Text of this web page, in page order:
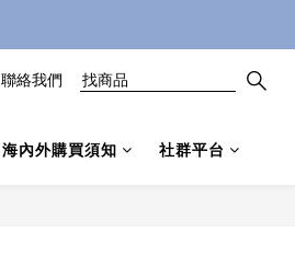
聯絡我們
海內外購買須知 社群平台